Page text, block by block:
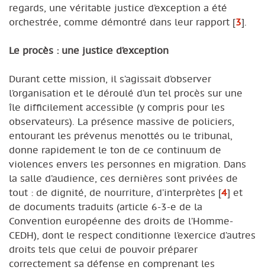
regards, une véritable justice d’exception a été
orchestrée, comme démontré dans leur rapport [3]
Le procès : une justice d’exception
Durant cette mission, il s’agissait d’observer
l’organisation et le déroulé d’un tel procès sur une
île difficilement accessible (y compris pour les
observateurs). La présence massive de policiers,
entourant les prévenus menottés ou le tribunal,
donne rapidement le ton de ce continuum de
violences envers les personnes en migration. Dans
la salle d’audience, ces dernières sont privées de
tout : de dignité, de nourriture, d’interprètes [4] et
de documents traduits (article 6-3-e de la
Convention européenne des droits de l’Homme-
CEDH), dont le respect conditionne l’exercice d’autres
droits tels que celui de pouvoir préparer
correctement sa défense en comprenant les